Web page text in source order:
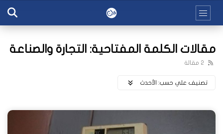
مقالات الكلمة المفتاحية: التجارة والصناعة
2 مقالة
تصنيف علي حسب: اﻷحدث